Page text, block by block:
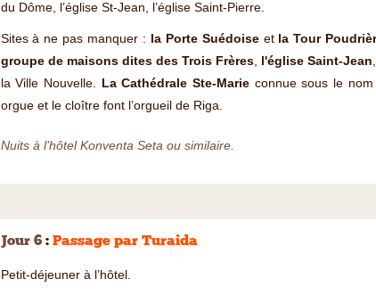
du Dôme, l’église St-Jean, l’église Saint-Pierre.
Sites à ne pas manquer : la Porte Suédoiseet la Tour
groupe de maisons dites des Trois Frères, l'église Saint-Jean
la Ville Nouvelle.
La Cathédrale Ste-Marieconnue sous le nom
orgue et le cloître font l’orgueil de Riga.
Nuits à l’hôtel Konventa Seta ou similaire.
Jour 6: Passage par Turaida
Petit-déjeuner à l’hôtel.